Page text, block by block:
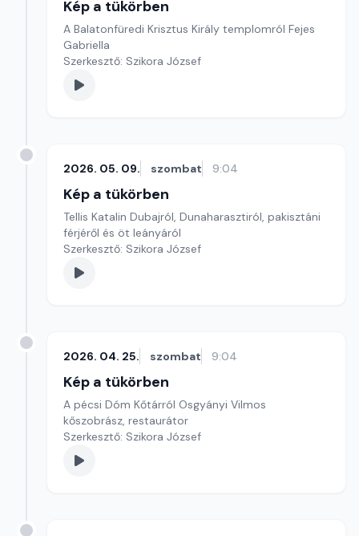
Kép a tükörben
A Balatonfüredi Krisztus Király templomról Fejes
Gabriella
Szerkesztő: Szikora József
2026. 05. 09. szombat 9:04
Kép a tükörben
Tellis Katalin Dubajról, Dunaharasztiról, pakisztáni
férjéről és öt leányáról
Szerkesztő: Szikora József
2026. 04. 25. szombat 9:04
Kép a tükörben
A pécsi Dóm Kőtárról Osgyányi Vilmos
kőszobrász, restaurátor
Szerkesztő: Szikora József